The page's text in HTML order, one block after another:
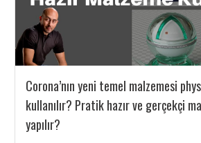
Corona’nın yeni temel malzemesi
kullanılır? Pratik hazır ve gerçekçi
yapılır?